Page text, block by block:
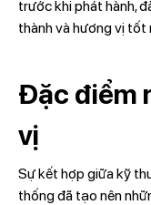
trước khi phát hành,
thành và hương vị tốt
Đặc điểm
vị
Sự kết hợp giữa kỹ
thống đã tạo nên